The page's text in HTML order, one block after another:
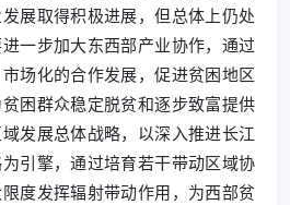
展取得积极进展，但总体上仍处
一步加大东西部产业协作，通过
场化的合作发展，促进贫困地区
困群众稳定脱贫和逐步致富提供
发展总体战略，以深入推进长江
引擎，通过培育若干带动区域协
度发挥辐射带动作用，为西部贫